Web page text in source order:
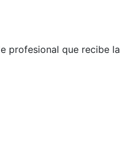
profesional que recibe la